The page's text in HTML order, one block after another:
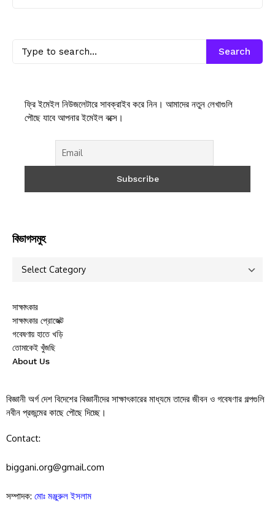
Search
ফ্রি ইমেইল নিউজলেটারে সাবক্রাইব করে নিন। আমাদের নতুন লেখাগুলি
পৌছে যাবে আপনার ইমেইল বক্সে।
বিভাগসমুহ
সাক্ষাৎকার
সাক্ষাৎকার প্রোজেক্ট
গবেষণায় হাতে খড়ি
তোমাকেই খুঁজছি
About Us
বিজ্ঞানী অর্গ দেশ বিদেশের বিজ্ঞানীদের সাক্ষাৎকারের মাধ্যমে তাদের জীবন ও গবেষণার গল্পগুলি
নবীন প্রজন্মের কাছে পৌছে দিচ্ছে।
Contact:
biggani.org@gmail.com
সম্পাদক: মোঃ মঞ্জুরুল ইসলাম